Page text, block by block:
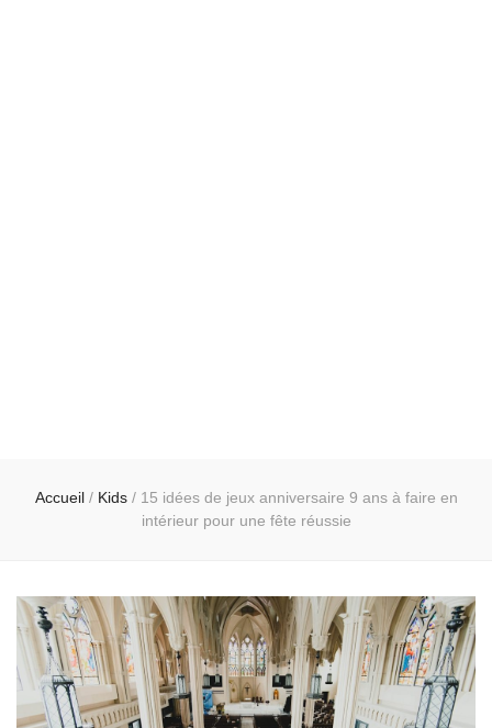
Accueil / Kids / 15 idées de jeux anniversaire 9 ans à faire en
intérieur pour une fête réussie